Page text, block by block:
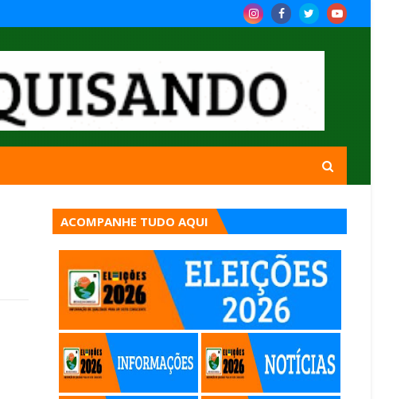
ACOMPANHE TUDO AQUI